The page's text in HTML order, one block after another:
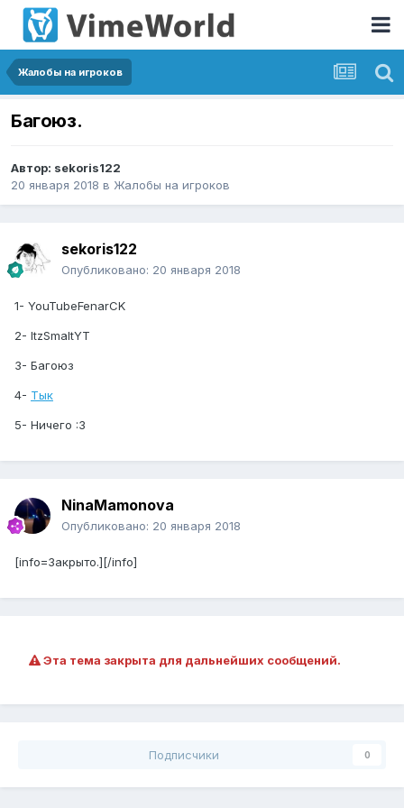
Жалобы на игроков
Багоюз.
Автор: sekoris122
20 января 2018 в Жалобы на игроков
sekoris122
Опубликовано: 20 января 2018
1- YouTubeFenarCK
2- ItzSmaltYT
3- Багоюз
4- Тык
5- Ничего :3
NinaMamonova
Опубликовано: 20 января 2018
[info=Закрыто.][/info]
Эта тема закрыта для дальнейших сообщений.
Подписчики 0